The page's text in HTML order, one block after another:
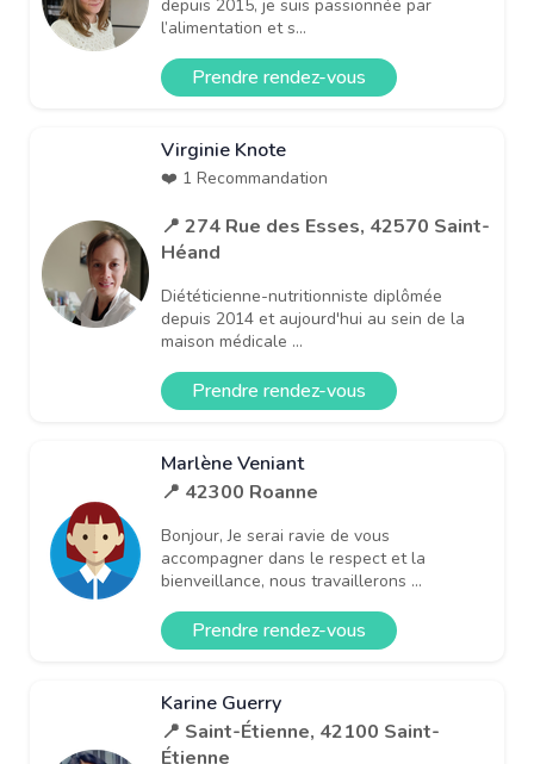
depuis 2015, je suis passionnée par
l’alimentation et s...
Prendre rendez-vous
Virginie Knote
❤️ 1 Recommandation
📍 274 Rue des Esses, 42570 Saint-
Héand
Diététicienne-nutritionniste diplômée
depuis 2014 et aujourd'hui au sein de la
maison médicale ...
Prendre rendez-vous
Marlène Veniant
📍 42300 Roanne
Bonjour, Je serai ravie de vous
accompagner dans le respect et la
bienveillance, nous travaillerons ...
Prendre rendez-vous
Karine Guerry
📍 Saint-Étienne, 42100 Saint-
Étienne